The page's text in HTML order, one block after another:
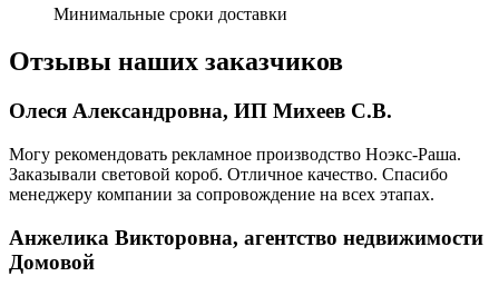
Минимальные сроки доставки
Отзывы наших заказчиков
Олеся Александровна, ИП Михеев С.В.
Могу рекомендовать рекламное производство Ноэкс-Раша.
Заказывали световой короб. Отличное качество. Спасибо
менеджеру компании за сопровождение на всех этапах.
Анжелика Викторовна, агентство недвижимости
Домовой